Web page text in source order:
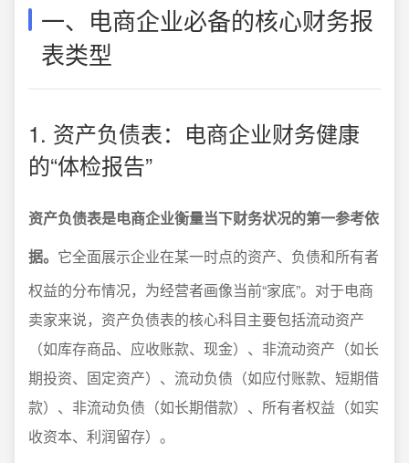
一、电商企业必备的核心财务报
表类型
1. 资产负债表：电商企业财务健康
的“体检报告”
资产负债表是电商企业衡量当下财务状况的第一参考依
据。 它全面展示企业在某一时点的资产、负债和所有者
权益的分布情况，为经营者画像当前“家底”。对于电商
卖家来说，资产负债表的核心科目主要包括流动资产
（如库存商品、应收账款、现金）、非流动资产（如长
期投资、固定资产）、流动负债（如应付账款、短期借
款）、非流动负债（如长期借款）、所有者权益（如实
收资本、利润留存）。